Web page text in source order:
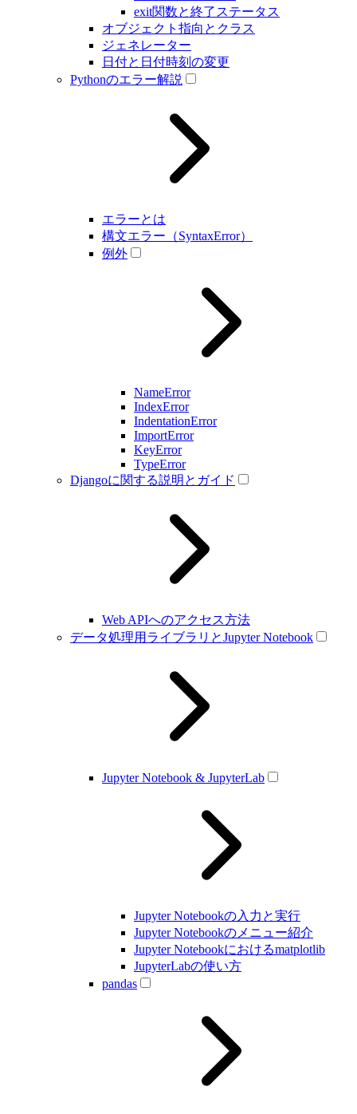
exit関数と終了ステータス
オブジェクト指向とクラス
ジェネレーター
日付と日付時刻の変更
Pythonのエラー解説
エラーとは
構文エラー（SyntaxError）
例外
NameError
IndexError
IndentationError
ImportError
KeyError
TypeError
Djangoに関する説明とガイド
Web APIへのアクセス方法
データ処理用ライブラリとJupyter Notebook
Jupyter Notebook & JupyterLab
Jupyter Notebookの入力と実行
Jupyter Notebookのメニュー紹介
Jupyter Notebookにおけるmatplotlib
JupyterLabの使い方
pandas